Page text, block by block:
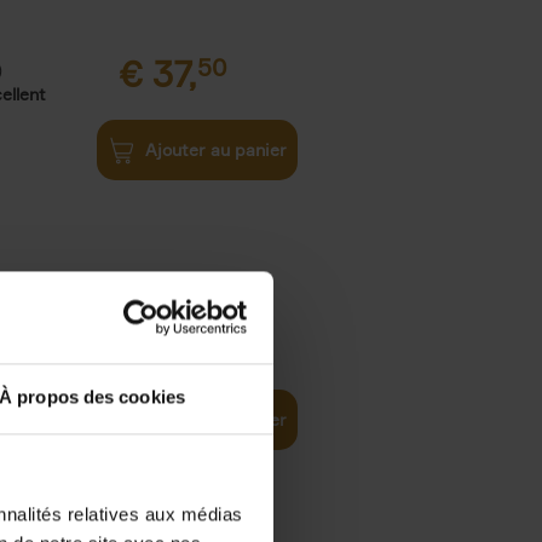
À propos des cookies
relatives aux médias
€ 37,50
Ajouter au panier
world 29,99
Ajouter au panier